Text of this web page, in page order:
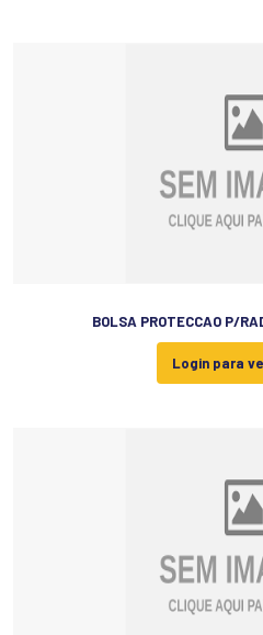
BOLSA PROTECCAO P/
Login para